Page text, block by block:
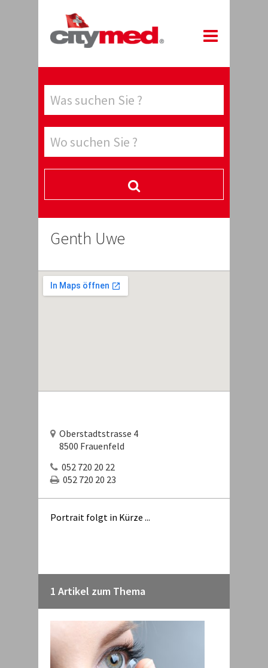
Genth Uwe
Oberstadtstrasse 4
8500 Frauenfeld
052 720 20 22
052 720 20 23
Portrait folgt in Kürze ...
1 Artikel zum Thema